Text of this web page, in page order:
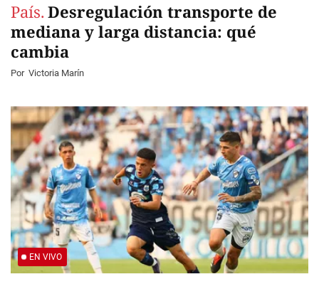
País. Desregulación transporte de
mediana y larga distancia: qué
cambia
Por Victoria Marín
EN VIVO